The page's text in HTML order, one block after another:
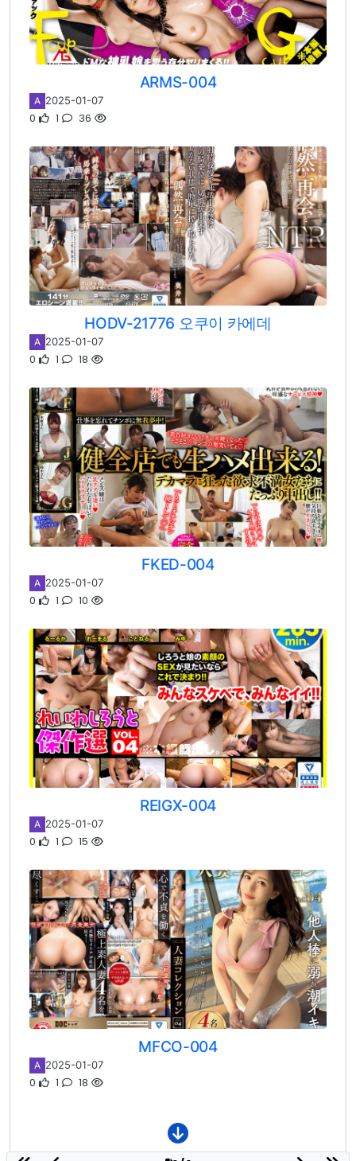
ARMS-004
A 2025-01-07
0 1 36
HODV-21776 오쿠이 카에데
A 2025-01-07
0 1 18
FKED-004
A 2025-01-07
0 1 10
REIGX-004
A 2025-01-07
0 1 15
MFCO-004
A 2025-01-07
0 1 18